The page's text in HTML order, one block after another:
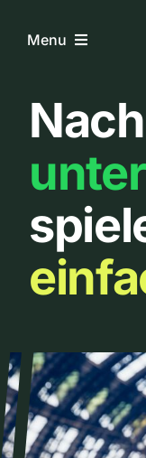
InhaltMenu
Home
Über uns
Urbanlist